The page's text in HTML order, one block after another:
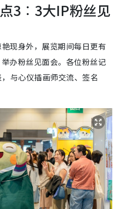
3︰3大IP粉丝见
现身外，展览期间每日更有
办粉丝见面会。各位粉丝记
与心仪插画师交流、签名